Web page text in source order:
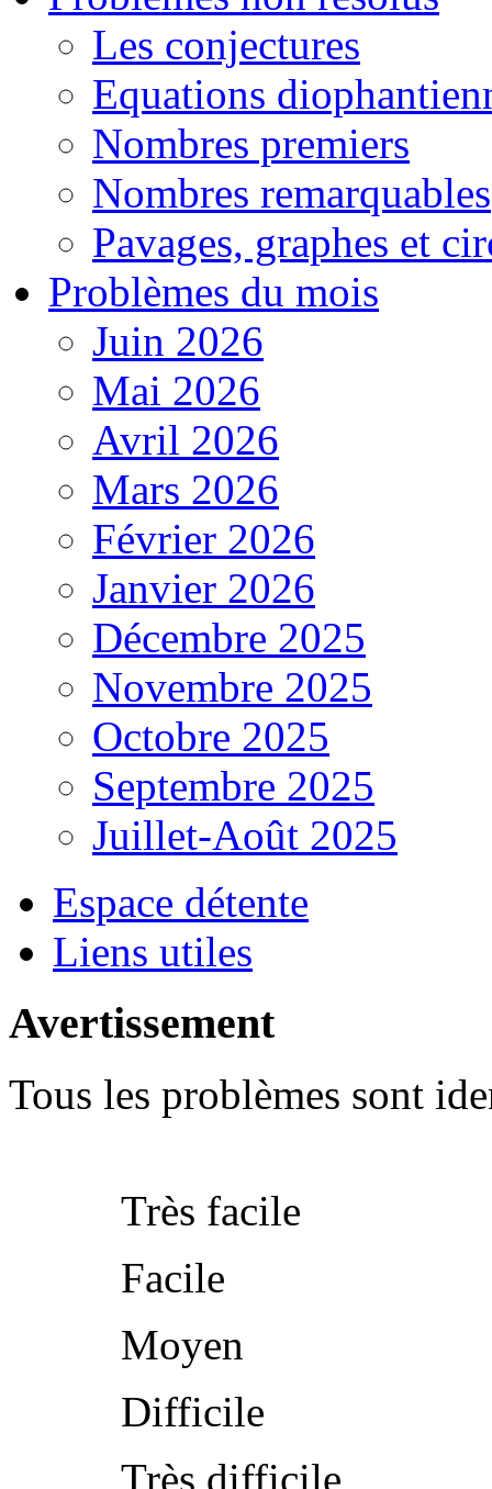
Les conjectures
Equations
Nombres premiers
Nombres remarquables
Pavages, graphes et
Problèmes du mois
Juin 2026
Mai 2026
Avril 2026
Mars 2026
Février 2026
Janvier 2026
Décembre 2025
Novembre 2025
Octobre 2025
Septembre 2025
Juillet-Août 2025
Espace détente
Liens utiles
Avertissement
Tous les problèmes sont
Très facile
Facile
Moyen
Difficile
Très difficile